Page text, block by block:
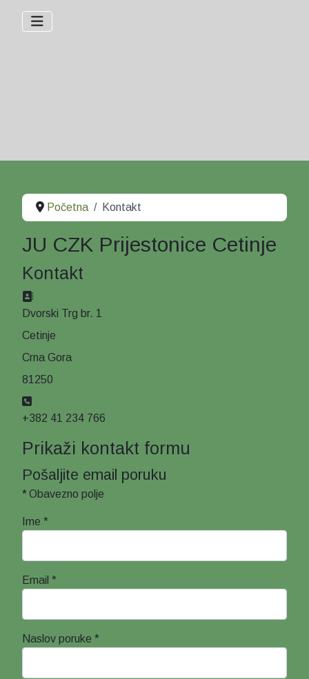
Početna Kontakt
JU CZK Prijestonice Cetinje
Kontakt
Adresa
Dvorski Trg br. 1
Cetinje
Crna Gora
81250
Telefon
+382 41 234 766
Prikaži kontakt formu
Pošaljite email poruku
* Obavezno polje
Ime *
Email *
Naslov poruke *